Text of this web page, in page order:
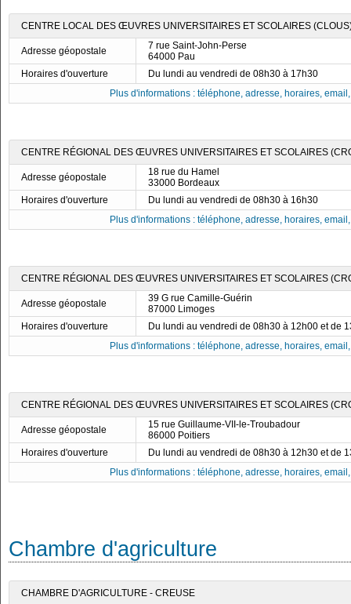
CENTRE LOCAL DES ŒUVRES UNIVERSITAIRES ET SCOLAIRES
Adresse géopostale
7 rue Saint-John-Perse
64000 Pau
Horaires d'ouverture
Du lundi au vendredi de 08h30 à 17h30
Plus d'informations : téléphone, adresse, horaires,
CENTRE RÉGIONAL DES ŒUVRES UNIVERSITAIRES ET SCOLAIRES
Adresse géopostale
18 rue du Hamel
33000 Bordeaux
Horaires d'ouverture
Du lundi au vendredi de 08h30 à 16h30
Plus d'informations : téléphone, adresse, horaires,
CENTRE RÉGIONAL DES ŒUVRES UNIVERSITAIRES ET SCOLAIRES
Adresse géopostale
39 G rue Camille-Guérin
87000 Limoges
Horaires d'ouverture
Du lundi au vendredi de 08h30 à 12h00 et de
Plus d'informations : téléphone, adresse, horaires,
CENTRE RÉGIONAL DES ŒUVRES UNIVERSITAIRES ET SCOLAIRES
Adresse géopostale
15 rue Guillaume-VII-le-Troubadour
86000 Poitiers
Horaires d'ouverture
Du lundi au vendredi de 08h30 à 12h30 et de
Plus d'informations : téléphone, adresse, horaires,
Chambre d'agriculture
CHAMBRE D'AGRICULTURE - CREUSE